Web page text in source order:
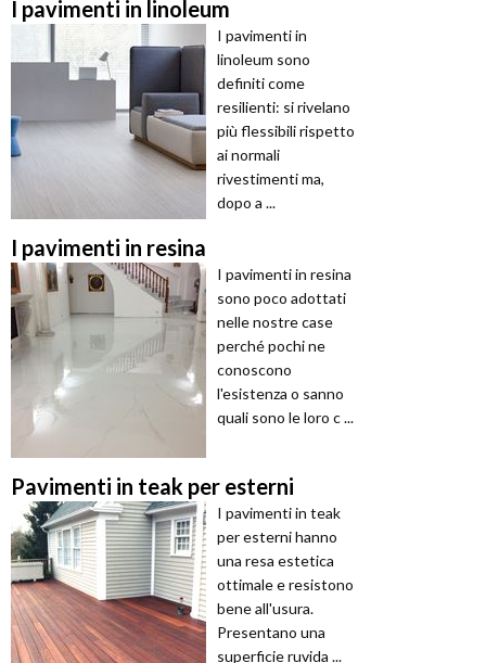
I pavimenti in linoleum
I pavimenti in
linoleum sono
definiti come
resilienti: si rivelano
più flessibili rispetto
ai normali
rivestimenti ma,
dopo a ...
I pavimenti in resina
I pavimenti in resina
sono poco adottati
nelle nostre case
perché pochi ne
conoscono
l'esistenza o sanno
quali sono le loro c ...
Pavimenti in teak per esterni
I pavimenti in teak
per esterni hanno
una resa estetica
ottimale e resistono
bene all'usura.
Presentano una
superficie ruvida ...